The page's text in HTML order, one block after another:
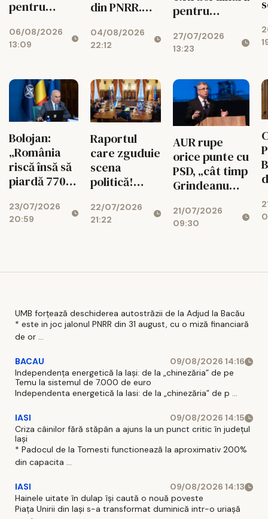
pentru
lui Nicușor
Dan
06/08/2026
13:09
din PNRR.
Urbanismului
intră în
04/08/2026
22:12
pentru
banilor din
PNRR
27/07/2026
13:23
Bolojan:
„România
riscă însă să
piardă 770
de euro dacă
legea
23/07/2026
20:59
Raportul
care zguduie
scena
politică!
explică de ce
cresc
22/07/2026
21:22
AUR rupe
orice punte cu
PSD, „cât timp
Grindeanu
partidul”
21/07/2026
09:30
UMB forțează deschiderea autostrăzii de la Adjud la Bacău
* este in joc jalonul PNRR din 31 august, cu o miză financiară
de or ...
BACAU
09/08/2026 14:16
Independența energetică la Iași: de la „chinezăria” de pe
Temu la sistemul de 7.000 de euro
Independenta energetică la Iasi: de la „chinezăria” de p ...
IASI
09/08/2026 14:15
Criza câinilor fără stăpân a ajuns la un punct critic în județul
Iași
* Padocul de la Tomesti functionează la aproximativ 200%
din capacita ...
IASI
09/08/2026 14:13
Hainele uitate în dulap îşi caută o nouă poveste
Piaţa Unirii din Iaşi s-a transformat duminică intr-o uriaşă